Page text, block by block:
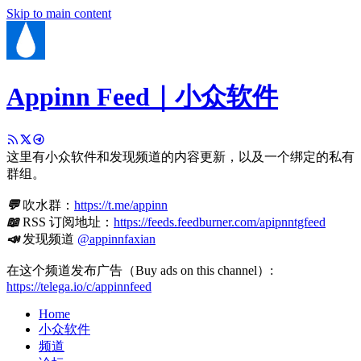
Skip to main content
Appinn Feed｜小众软件
这里有小众软件和发现频道的内容更新，以及一个绑定的私有
群组。
💬吹水群： https://t.me/appinn
📖RSS 订阅地址： https://feeds.feedburner.com/apipnntgfeed
📣发现频道 @appinnfaxian
在这个频道发布广告（Buy ads on this channel）:
https://telega.io/c/appinnfeed
Home
小众软件
频道